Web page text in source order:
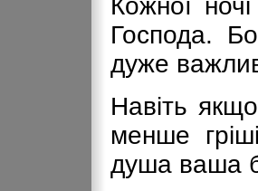
Кожної
Господа.
дуже
Навіть
менше
душа ваша